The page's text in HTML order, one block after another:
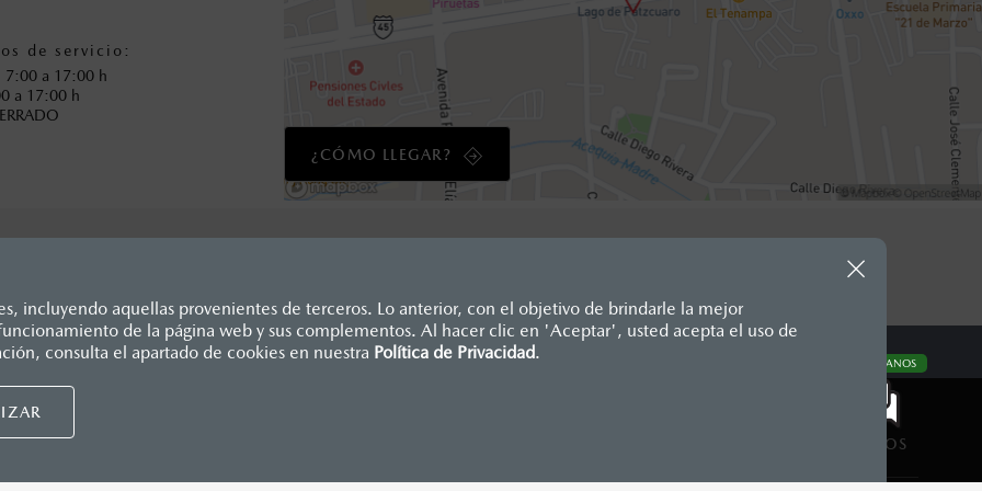
incluyendo aquellas provenientes de terceros. Lo anterior, con el objetivo de brindarle la mejor
de la página web y sus complementos. Al hacer clic en 'Aceptar', usted acepta el uso de
consulta el apartado de cookies en nuestra Política de Privacidad.
de servicio:
7:00 a 17:00 h
a 17:00 h
¿CÓMO LLEGAR?
CONTÁCTANOS
CONTÁCTANOS
en esta página son al menudeo, sugeridos por el fabricante, en moneda de los Estados
de México, se reserva el derecho de modificar las especificaciones y los precios de sus